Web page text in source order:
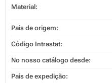
Material:
País de origem:
Código Intrastat:
No nosso catálogo desde:
País de expedição: